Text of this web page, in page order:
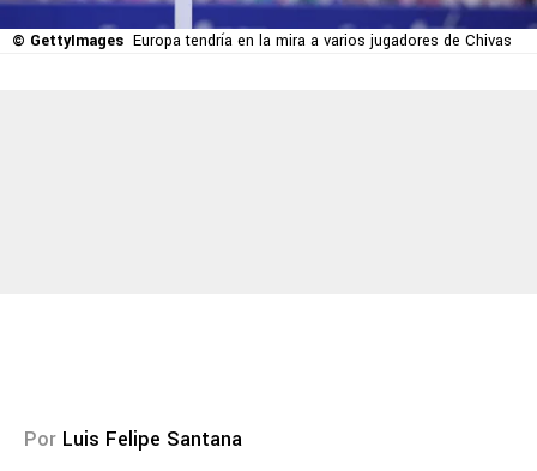
© GettyImages Europa tendría en la mira a varios jugadores de Chivas
Por Luis Felipe Santana